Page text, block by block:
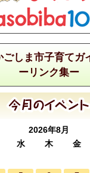
ごしま市子育てガ
ーリンク集ー
2026年8月
水 木 金